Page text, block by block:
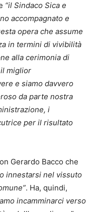
“il Sindaco Sica e
accompagnato e
opera che assume
in termini di vivibilità
alla cerimonia di
miglior
e siamo davvero
da parte nostra
i
per il risultato
Gerardo Bacco che
innestarsi nel vissuto
. Ha, quindi,
incamminarci verso